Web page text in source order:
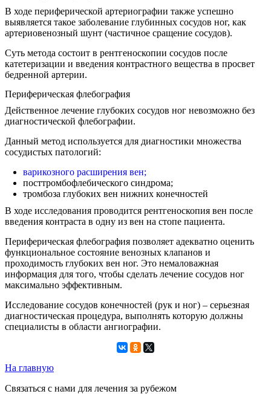
В ходе периферической артериографии также успешно
выявляется такое заболевание глубинных сосудов ног, как
артериовенозный шунт (частичное сращение сосудов).
Суть метода состоит в рентгеноскопии сосудов после
катетеризации и введения контрастного вещества в просвет
бедренной артерии.
Периферическая флебография
Действенное лечение глубоких сосудов ног невозможно без
диагностической флебографии.
Данный метод используется для диагностики множества
сосудистых патологий:
варикозного расширения вен;
посттромбофлебического синдрома;
тромбоза глубоких вен нижних конечностей
В ходе исследования проводится рентгеноскопия вен после
введения контраста в одну из вен на стопе пациента.
Периферическая флебография позволяет адекватно оценить
функциональное состояние венозных клапанов и
проходимость глубоких вен ног. Это немаловажная
информация для того, чтобы сделать лечение сосудов ног
максимально эффективным.
Исследование сосудов конечностей (рук и ног) – серьезная
диагностическая процедура, выполнять которую должны
специалисты в области ангиографии.
На главную
Связаться с нами для лечения за рубежом